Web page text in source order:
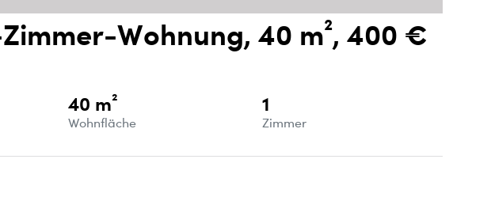
Wohnung, 40 m², 400 €
40 m²
Wohnfläche
1
Zimmer